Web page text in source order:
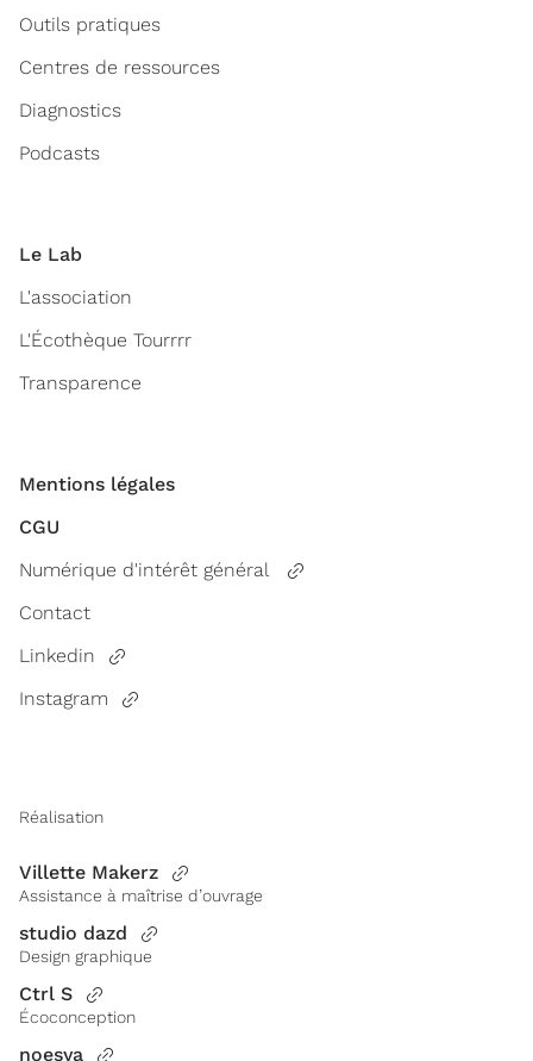
Outils pratiques
Centres de ressources
Diagnostics
Podcasts
Le Lab
L'association
L'Écothèque Tourrrr
Transparence
Mentions légales
CGU
Numérique d'intérêt général
Contact
Linkedin
Instagram
Réalisation
Villette Makerz
Assistance à maîtrise d’ouvrage
studio dazd
Design graphique
Ctrl S
Écoconception
noesya